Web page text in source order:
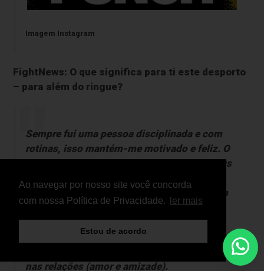
Ao navegar por nosso site você concorda
com nossa Política de Privacidade.
ler mais
Estou de acordo
Imagem Instagram
FightNews: O que significa para ti este desporto
– para além do ringue?
Sempre fui uma pessoa disciplinada e com
rotinas, isso mantém-me motivado e feliz. O
Boxeconsolidou-me os valores que os meus
pais e familiares sempre me transmitiram.
Ser resiliente, nem sempre as coisas correm
como expectamos, e temos que saber lidar
com isso e dar a volta por cima.
Ser humilde, o trabalho tem que ser
nas relações (amor e amizade).